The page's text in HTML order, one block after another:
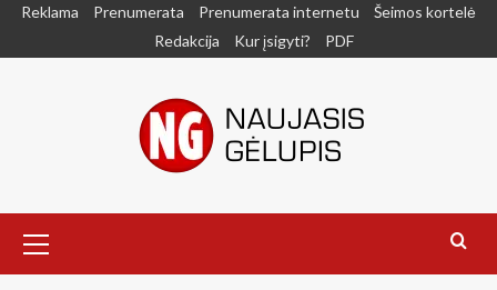
SkipReklama Prenumerata Prenumerata internetu
Šeimos kortelė
Redakcija
Kur įsigyti? PDF
Menu